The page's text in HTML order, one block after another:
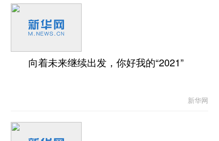
向着未来继续出发，你好我的“2021”
新华网